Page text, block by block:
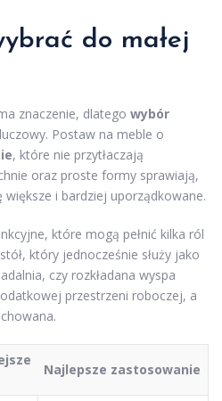
do małej
znaczenie, dlatego wybór
Postaw na meble o
, które nie przytłaczają
oraz proste formy sprawiają,
i bardziej uporządkowane.
które mogą pełnić kilka ról
który jednocześnie służy jako
czy rozkładana wyspa
przestrzeni roboczej, a
Najlepsze zastosowanie